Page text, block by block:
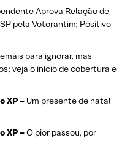
Aprova Relação de
pela Votorantim; Positivo
para ignorar, mas
veja o início de cobertura e
XP – Um presente de natal
XP –O pior passou, por